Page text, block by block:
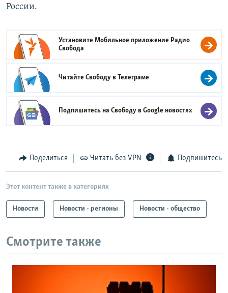
России.
Установите Мобильное приложение Радио
Свобода
Читайте Свободу вТелеграме
Подпишитесь на Свободу вGoogle новостях
Поделиться Читать без VPN Подпишитесь
Этот контент также в категориях
Новости Новости - регионы Новости - общество
Смотрите также